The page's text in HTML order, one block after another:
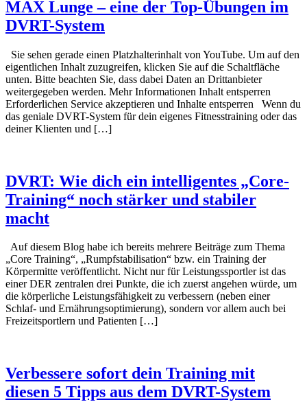
MAX Lunge – eine der Top-Übungen im
DVRT-System
Sie sehen gerade einen Platzhalterinhalt von YouTube. Um auf den
eigentlichen Inhalt zuzugreifen, klicken Sie auf die Schaltfläche
unten. Bitte beachten Sie, dass dabei Daten an Drittanbieter
weitergegeben werden. Mehr Informationen Inhalt entsperren
Erforderlichen Service akzeptieren und Inhalte entsperren Wenn du
das geniale DVRT-System für dein eigenes Fitnesstraining oder das
deiner Klienten und […]
DVRT: Wie dich ein intelligentes „Core-
Training“ noch stärker und stabiler
macht
Auf diesem Blog habe ich bereits mehrere Beiträge zum Thema
„Core Training“, „Rumpfstabilisation“ bzw. ein Training der
Körpermitte veröffentlicht. Nicht nur für Leistungssportler ist das
einer DER zentralen drei Punkte, die ich zuerst angehen würde, um
die körperliche Leistungsfähigkeit zu verbessern (neben einer
Schlaf- und Ernährungsoptimierung), sondern vor allem auch bei
Freizeitsportlern und Patienten […]
Verbessere sofort dein Training mit
diesen 5 Tipps aus dem DVRT-System